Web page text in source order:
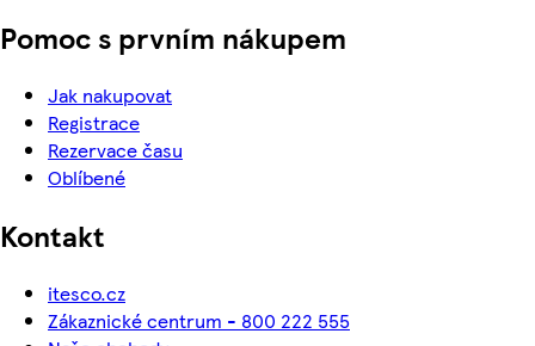
Pomoc s prvním nákupem
Jak nakupovat
Registrace
Rezervace času
Oblíbené
Kontakt
itesco.cz
Zákaznické centrum - 800 222 555